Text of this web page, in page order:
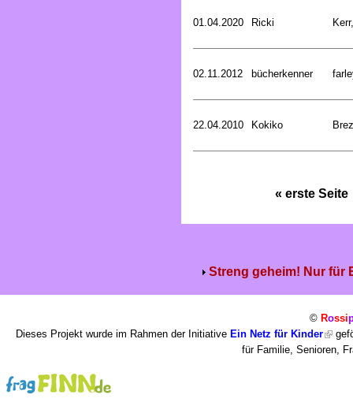
01.04.2020 Ricki
02.11.2012 bücherkenner
22.04.2010 Kokiko
« erste Seite
Streng geheim! Nur für
© Rossi
Dieses Projekt wurde im Rahmen der Initiative Ein Netz für Kinder
für Familie, Senioren,